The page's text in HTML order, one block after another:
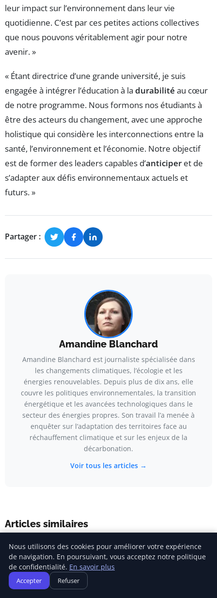
leur impact sur l’environnement dans leur vie
quotidienne. C’est par ces petites actions collectives
que nous pouvons véritablement agir pour notre
avenir. »
« Étant directrice d’une grande université, je suis
engagée à intégrer l’éducation à la durabilité au cœur
de notre programme. Nous formons nos étudiants à
être des acteurs du changement, avec une approche
holistique qui considère les interconnections entre la
santé, l’environnement et l’économie. Notre objectif
est de former des leaders capables d’anticiper et de
s’adapter aux défis environnementaux actuels et
futurs. »
Partager :
Amandine Blanchard
Amandine Blanchard est journaliste spécialisée dans
les changements climatiques, l’écologie et les
énergies renouvelables. Depuis plus de dix ans, elle
couvre les politiques environnementales, la transition
énergétique et les avancées technologiques dans le
secteur des énergies propres. Son travail l’a menée à
enquêter sur l’adaptation des territoires face au
réchauffement climatique et sur les enjeux de la
décarbonation.
Voir tous les articles →
Articles similaires
Nous utilisons des cookies pour améliorer votre expérience
de navigation. En poursuivant, vous acceptez notre politique
de confidentialité. En savoir plus
Accepter Refuser